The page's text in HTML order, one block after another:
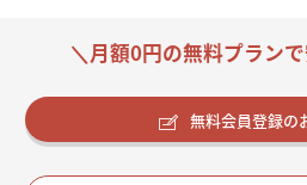
＼月額0円の無料プラン
無料会員登録の